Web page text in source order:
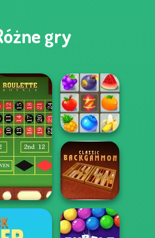
gry
Crush Master
Farmland